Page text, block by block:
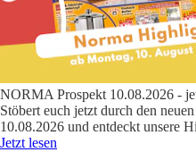
NORMA Prospekt 10.08.2026 -
Stöbert euch jetzt durch den
10.08.2026 und entdeckt unsere
Jetzt lesen